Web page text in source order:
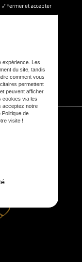
Fermer et accepter
expérience. Les
du site, tandis
comment vous
permettent
peuvent afficher
cookies via les
acceptez notre
de
visite !